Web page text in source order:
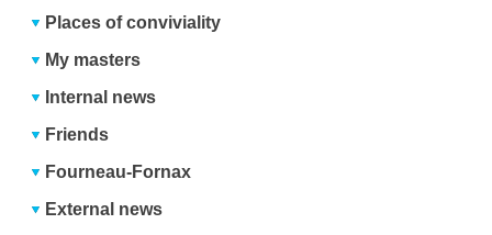
Places of conviviality
My masters
Internal news
Friends
Fourneau-Fornax
External news